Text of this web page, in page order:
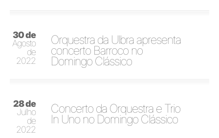
30 de
Agosto
de
2022
Orquestra da Ulbra apresenta
concerto Barroco no
Domingo Clássico
28 de
Julho
de
2022
Concerto da Orquestra e Trio
In Uno no Domingo Clássico